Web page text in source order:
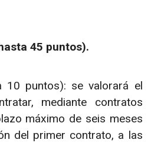
45 puntos).
10 puntos): se valorará el
mediante contratos
máximo de seis meses
del primer contrato, a las